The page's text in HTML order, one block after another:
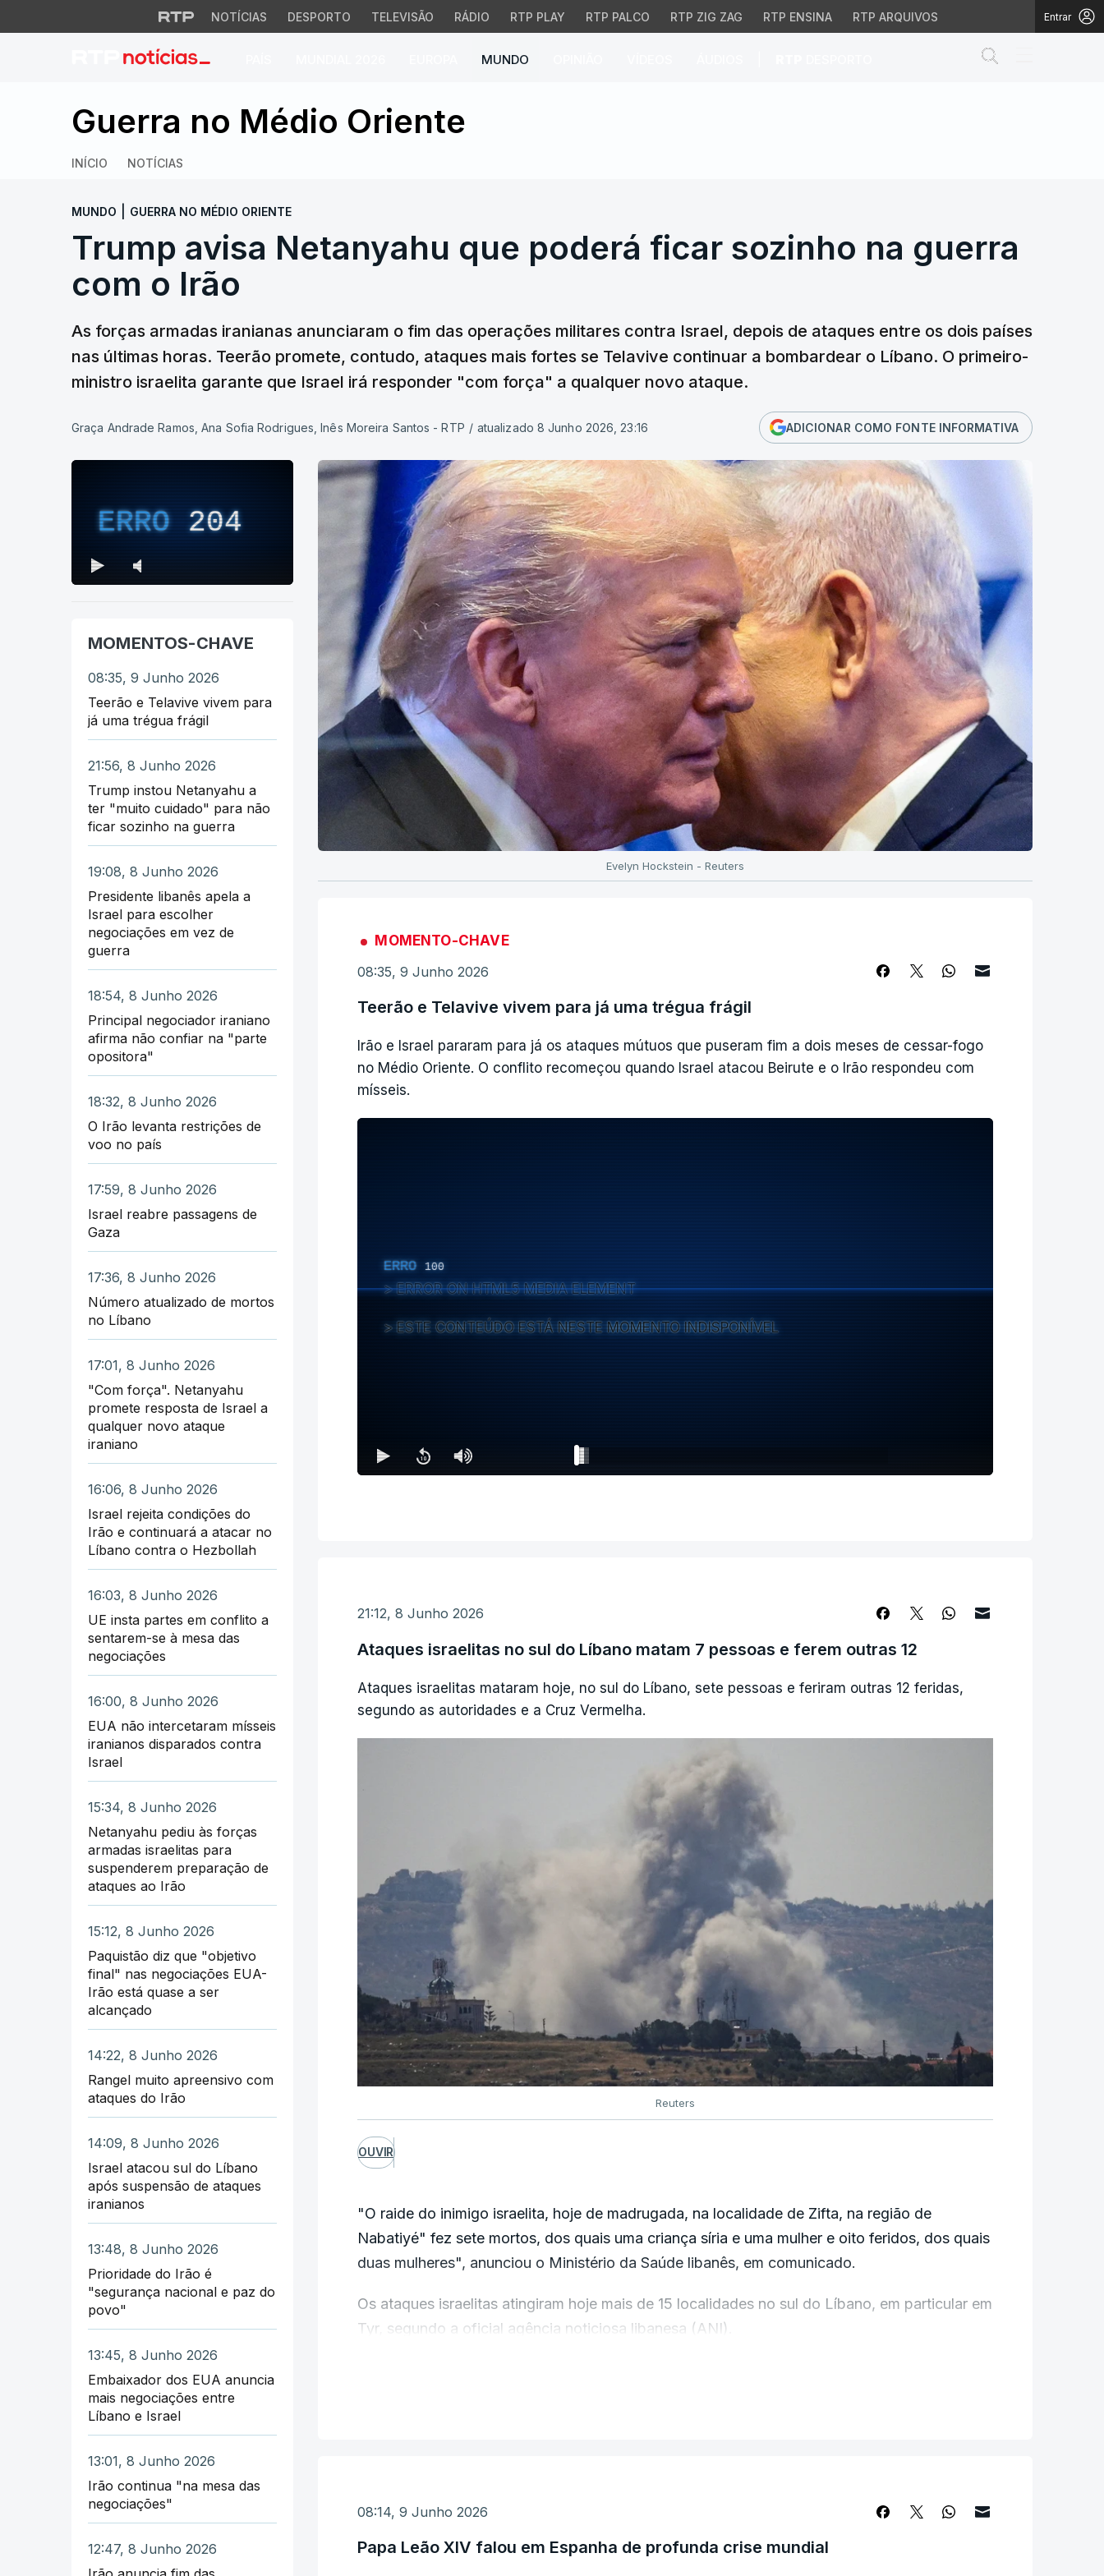
NOTÍCIAS DESPORTO TELEVISÃO RÁDIO RTP PLAY RTP PALCO RTP ZIG ZAG RTP ENSINA RTP ARQUIVOS Entrar
MUNDO
Trump avisa Netanyahu que poderá ficar sozinho na guerra com
Guerra no Médio Oriente
INÍCIO NOTÍCIAS
MUNDO GUERRA NO MÉDIO ORIENTE
Trump avisa Netanyahu que poderá ficar sozinho na guerra
com o Irão
As forças armadas iranianas anunciaram o fim das operações militares contra Israel, depois de ataques entre os dois países
nas últimas horas. Teerão promete, contudo, ataques mais fortes se Telavive continuar a bombardear o Líbano. O primeiro-
ministro israelita garante que Israel irá responder "com força" a qualquer novo ataque.
Graça Andrade Ramos, Ana Sofia Rodrigues, Inês Moreira Santos - RTP / atualizado 8 Junho 2026, 23:16 ADICIONAR COMO FONTE INFORMATIVA
ERRO204
MOMENTOS-CHAVE
08:35, 9 Junho 2026
Teerão e Telavive vivem para
já uma trégua frágil
21:56, 8 Junho 2026
Trump instou Netanyahu a
ter "muito cuidado" para não
ficar sozinho na guerra
19:08, 8 Junho 2026
Presidente libanês apela a
Israel para escolher
negociações em vez de
guerra
18:54, 8 Junho 2026
Principal negociador iraniano
afirma não confiar na "parte
opositora"
18:32, 8 Junho 2026
O Irão levanta restrições de
voo no país
17:59, 8 Junho 2026
Israel reabre passagens de
Gaza
17:36, 8 Junho 2026
Número atualizado de mortos
no Líbano
17:01, 8 Junho 2026
"Com força". Netanyahu
promete resposta de Israel a
qualquer novo ataque
iraniano
16:06, 8 Junho 2026
Israel rejeita condições do
Irão e continuará a atacar no
Líbano contra o Hezbollah
16:03, 8 Junho 2026
UE insta partes em conflito a
sentarem-se à mesa das
negociações
16:00, 8 Junho 2026
EUA não intercetaram mísseis
iranianos disparados contra
Israel
15:34, 8 Junho 2026
Netanyahu pediu às forças
armadas israelitas para
suspenderem preparação de
ataques ao Irão
15:12, 8 Junho 2026
Paquistão diz que "objetivo
final" nas negociações EUA-
Irão está quase a ser
alcançado
14:22, 8 Junho 2026
Rangel muito apreensivo com
ataques do Irão
14:09, 8 Junho 2026
Israel atacou sul do Líbano
após suspensão de ataques
iranianos
13:48, 8 Junho 2026
Prioridade do Irão é
"segurança nacional e paz do
povo"
13:45, 8 Junho 2026
Embaixador dos EUA anuncia
mais negociações entre
Líbano e Israel
13:01, 8 Junho 2026
Irão continua "na mesa das
negociações"
12:47, 8 Junho 2026
Evelyn Hockstein - Reuters
MOMENTO-CHAVE
08:35, 9 Junho 2026
Teerão e Telavive vivem para já uma trégua frágil
Irão e Israel pararam para já os ataques mútuos que puseram fim a dois meses de cessar-fogo
no Médio Oriente. O conflito recomeçou quando Israel atacou Beirute e o Irão respondeu com
mísseis.
ERRO 100
ERROR ON HTML5 MEDIA ELEMENT
ESTE CONTEÚDO ESTÁ NESTE MOMENTO INDISPONÍVEL
21:12, 8 Junho 2026
Ataques israelitas no sul do Líbano matam 7 pessoas e ferem outras 12
Ataques israelitas mataram hoje, no sul do Líbano, sete pessoas e feriram outras 12 feridas,
segundo as autoridades e a Cruz Vermelha.
Reuters
OUVIR
"O raide do inimigo israelita, hoje de madrugada, na localidade de Zifta, na região de
Nabatiyé" fez sete mortos, dos quais uma criança síria e uma mulher e oito feridos, dos quais
duas mulheres", anunciou o Ministério da Saúde libanês, em comunicado.
Os ataques israelitas atingiram hoje mais de 15 localidades no sul do Líbano, em particular em
Tyr, segundo a oficial agência noticiosa libanesa (ANI).
Ao meio do dia, após ataques recíprocos durante a noite entre Irão e Israel, a chefia militar
iraniana anunciou "a cessação de operações", qualificada de "resposta severa" a Israel.
08:14, 9 Junho 2026
Papa Leão XIV falou em Espanha de profunda crise mundial